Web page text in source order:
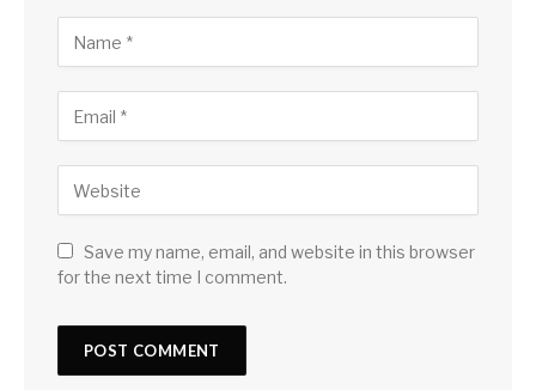
Save my name, email, and website in this browser
for the next time I comment.